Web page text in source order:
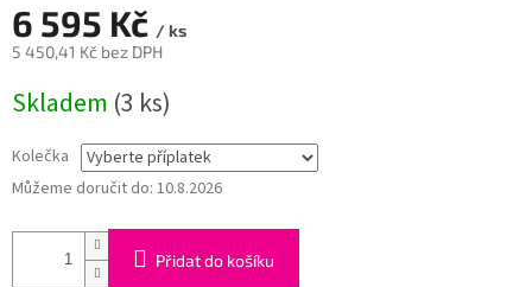
6 595 Kč / ks
5 450,41 Kč bez DPH
cena:
Skladem (3 ks)
Kolečka
Můžeme doručit do: 10.8.2026
Přidat do košíku